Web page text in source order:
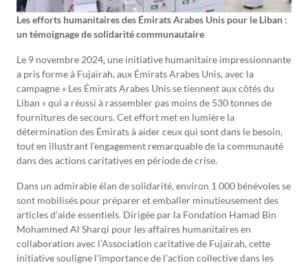
Les efforts humanitaires des Émirats Arabes Unis pour le Liban :
un témoignage de solidarité communautaire
Le 9 novembre 2024, une initiative humanitaire impressionnante
a pris forme à Fujaïrah, aux Émirats Arabes Unis, avec la
campagne « Les Émirats Arabes Unis se tiennent aux côtés du
Liban » qui a réussi à rassembler pas moins de 530 tonnes de
fournitures de secours. Cet effort met en lumière la
détermination des Émirats à aider ceux qui sont dans le besoin,
tout en illustrant l’engagement remarquable de la communauté
dans des actions caritatives en période de crise.
Dans un admirable élan de solidarité, environ 1 000 bénévoles se
sont mobilisés pour préparer et emballer minutieusement des
articles d’aide essentiels. Dirigée par la Fondation Hamad Bin
Mohammed Al Sharqi pour les affaires humanitaires en
collaboration avec l’Association caritative de Fujaïrah, cette
initiative souligne l’importance de l’action collective dans les